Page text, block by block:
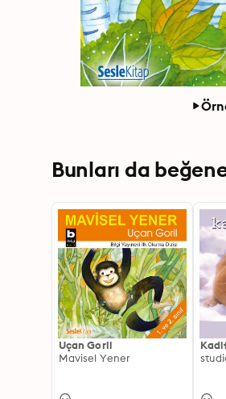
Bunları da
Uçan Goril
Mavisel Yener